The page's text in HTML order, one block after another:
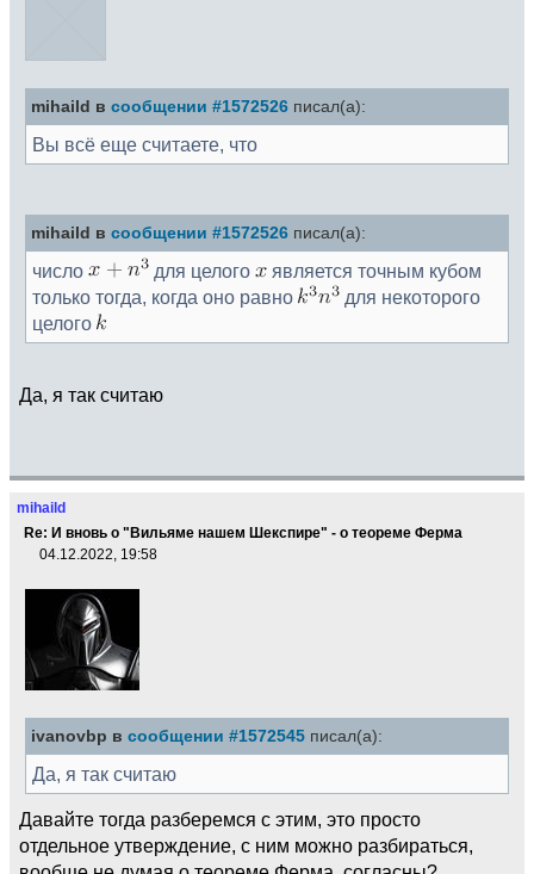
mihaild в сообщении #1572526 писал(а):
Вы всё еще считаете, что
mihaild в сообщении #1572526 писал(а):
число для целого
является точным кубом
только тогда, когда оно равно
для некоторого
целого
Да, я так считаю
mihaild
Re: И вновь о "Вильяме нашем Шекспире" - о теореме Ферма
04.12.2022, 19:58
ivanovbp в сообщении #1572545 писал(а):
Да, я так считаю
Давайте тогда разберемся с этим, это просто
отдельное утверждение, с ним можно разбираться,